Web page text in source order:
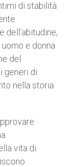
di stabilità
dell’abitudine,
e donna
del
generi di
nella storia
vita di